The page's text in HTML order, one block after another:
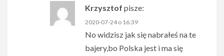
Krzysztof pisze:
2020-07-24 o 16:39
No widzisz jak się nabrałeś na te
bajery,bo Polska jest i ma się